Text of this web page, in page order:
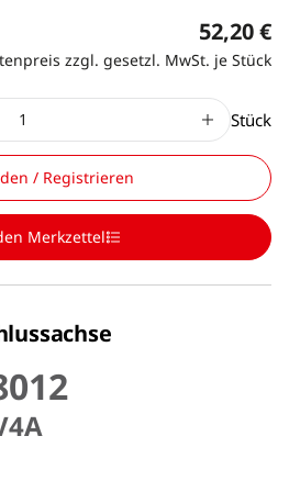
52,20 €
zzgl. gesetzl. MwSt. je Stück
Stück
/ Registrieren
Merkzettel